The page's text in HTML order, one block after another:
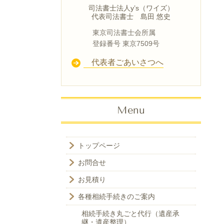
司法書士法人y’s（ワイズ）
代表司法書士 島田 悠史
東京司法書士会所属
登録番号 東京7509号
代表者ごあいさつへ
Menu
トップページ
お問合せ
お見積り
各種相続手続きのご案内
相続手続き丸ごと代行（遺産承